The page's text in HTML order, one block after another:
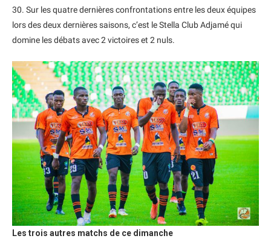
30. Sur les quatre dernières confrontations entre les deux équipes
lors des deux dernières saisons, c’est le Stella Club Adjamé qui
domine les débats avec 2 victoires et 2 nuls.
Les trois autres matchs de ce dimanche